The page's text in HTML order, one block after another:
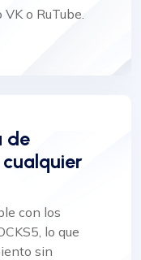
o RuTube.
de
con los
lo que
sin